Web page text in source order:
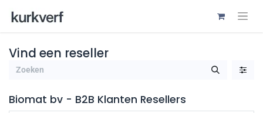
Vind een reseller
Biomat bv - B2B Klanten Resellers